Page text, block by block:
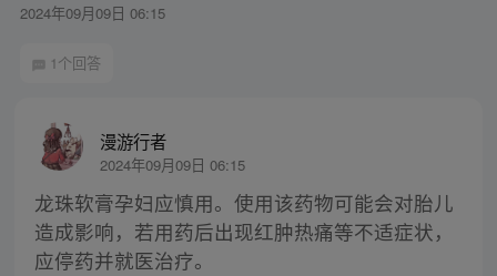
2024年09月09日 06:15
1个回答
漫游行者
2024年09月09日 06:15
龙珠软膏孕妇应慎用。使用该药物可能会对胎儿
造成影响，若用药后出现红肿热痛等不适症状，
应停药并就医治疗。